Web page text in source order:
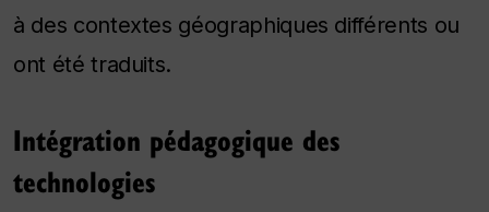
à des contextes géographiques différents ou
ont été traduits.
Intégration pédagogique des
technologies